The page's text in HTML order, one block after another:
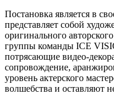
Постановка является в
представляет собой
оригинального
группы команды ICE
потрясающие видео-
сопровождение,
уровень актерского
волшебства и оставляют